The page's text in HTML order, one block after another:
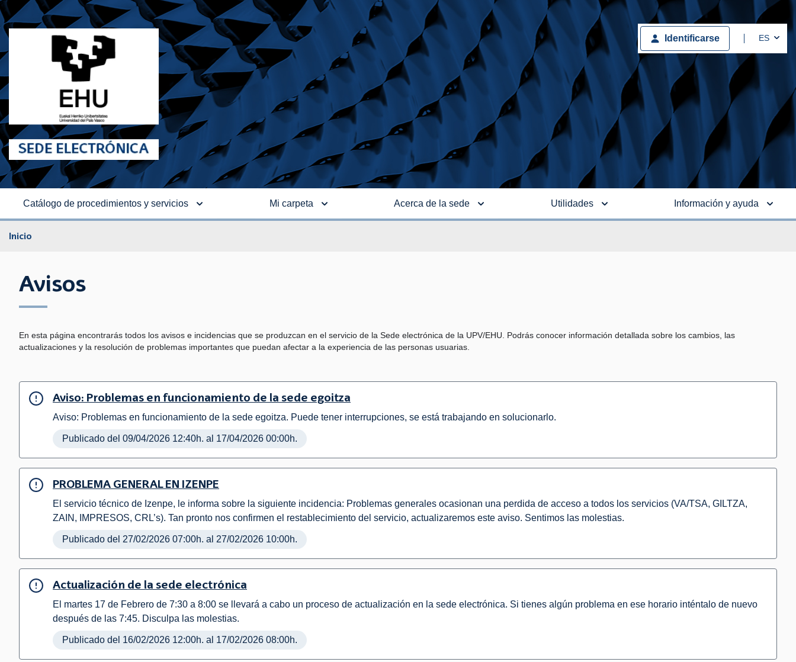
ES
Identificarse
Catálogo de procedimientos y servicios Mi carpeta Acerca de la sede Utilidades Información y ayuda
Inicio
Avisos
En esta página encontrarás todos los avisos e incidencias que se produzcan en el servicio de la Sede electrónica de la UPV/EHU. Podrás conocer información detallada sobre los cambios, las
actualizaciones y la resolución de problemas importantes que puedan afectar a la experiencia de las personas usuarias.
Aviso: Problemas en funcionamiento de la sede egoitza
Aviso: Problemas en funcionamiento de la sede egoitza. Puede tener interrupciones, se está trabajando en solucionarlo.
Publicado del 09/04/2026 12:40h. al 17/04/2026 00:00h.
PROBLEMA GENERAL EN IZENPE
El servicio técnico de Izenpe, le informa sobre la siguiente incidencia: Problemas generales ocasionan una perdida de acceso a todos los servicios (VA/TSA, GILTZA,
ZAIN, IMPRESOS, CRL’s). Tan pronto nos confirmen el restablecimiento del servicio, actualizaremos este aviso. Sentimos las molestias.
Publicado del 27/02/2026 07:00h. al 27/02/2026 10:00h.
Actualización de la sede electrónica
El martes 17 de Febrero de 7:30 a 8:00 se llevará a cabo un proceso de actualización en la sede electrónica. Si tienes algún problema en ese horario inténtalo de nuevo
después de las 7:45. Disculpa las molestias.
Publicado del 16/02/2026 12:00h. al 17/02/2026 08:00h.